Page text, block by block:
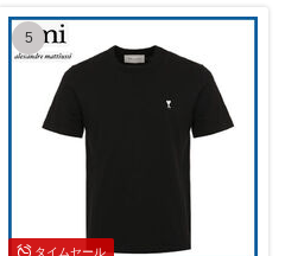
タイムセール
5